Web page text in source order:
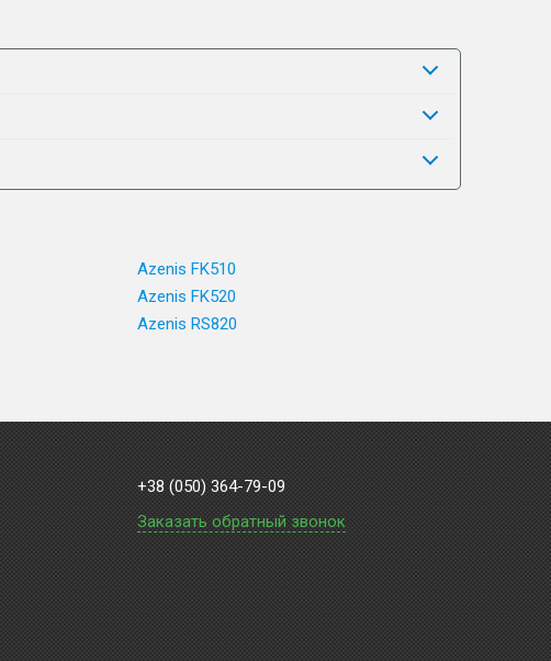
Azenis FK510
Azenis FK520
Azenis RS820
+38 (050) 364-79-09
Заказать обратный звонок